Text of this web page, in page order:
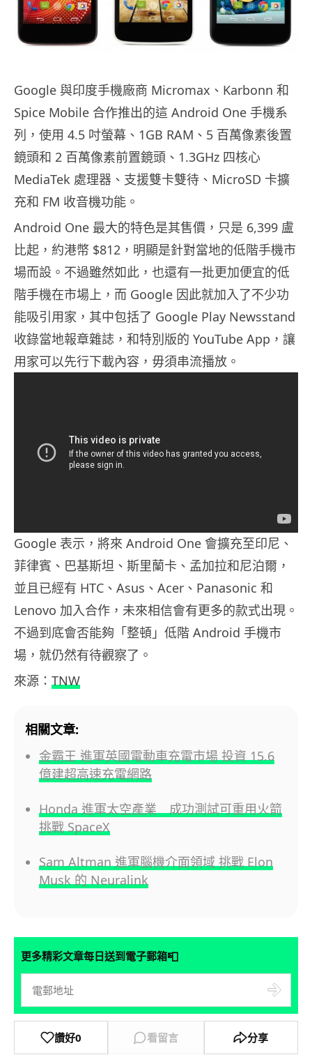
Google 與印度手機廠商 Micromax、Karbonn 和
Spice Mobile 合作推出的這 Android One 手機系
列，使用 4.5 吋螢幕、1GB RAM、5 百萬像素後置
鏡頭和 2 百萬像素前置鏡頭、1.3GHz 四核心
MediaTek 處理器、支援雙卡雙待、MicroSD 卡擴
充和 FM 收音機功能。
Android One 最大的特色是其售價，只是 6,399 盧
比起，約港幣 $812，明顯是針對當地的低階手機市
場而設。不過雖然如此，也還有一批更加便宜的低
階手機在市場上，而 Google 因此就加入了不少功
能吸引用家，其中包括了 Google Play Newsstand
收錄當地報章雜誌，和特別版的 YouTube App，讓
用家可以先行下載內容，毋須串流播放。
Google 表示，將來 Android One 會擴充至印尼、
菲律賓、巴基斯坦、斯里蘭卡、孟加拉和尼泊爾，
並且已經有 HTC、Asus、Acer、Panasonic 和
Lenovo 加入合作，未來相信會有更多的款式出現。
不過到底會否能夠「整頓」低階 Android 手機市
場，就仍然有待觀察了。
來源： TNW
相關文章:
金霸王 進軍英國電動車充電市場 投資 15.6
億建超高速充電網路
Honda 進軍太空產業 成功測試可重用火箭
挑戰 SpaceX
Sam Altman 進軍腦機介面領域 挑戰 Elon
Musk 的 Neuralink
更多精彩文章每日送到電子郵箱📮
讚好0 看留言 分享